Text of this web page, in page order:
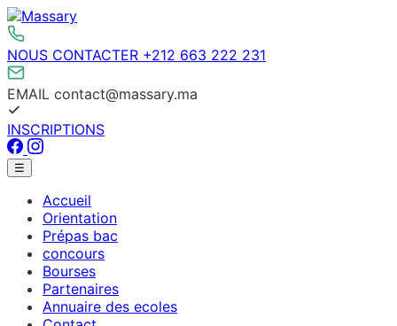
Aller
au
contenu
NOUS CONTACTER +212 663 222 231
EMAIL contact@massary.ma
INSCRIPTIONS
Facebook
Instagram
Menu
principal
☰
Accueil
Orientation
Prépas bac
concours
Bourses
Partenaires
Annuaire des ecoles